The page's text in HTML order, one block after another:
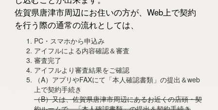
佐賀県唐津市周辺にお住いの方が、Web上で契約
を行う際の通常の流れとしては、
PC・スマホから申込み
アイフルによる内容確認＆審査
審査完了
アイフルより審査結果をご確認
（A）アプリやFAXにて「本人確認書類」の提出＆web
上で契約手続き
（B）又は、佐賀県唐津市周辺にあるお近くの店頭・契